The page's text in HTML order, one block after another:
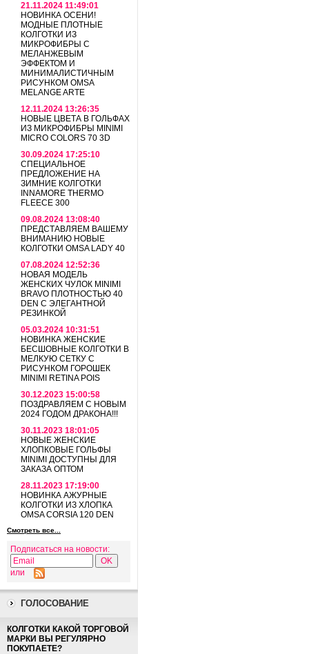
21.11.2024 11:49:01
НОВИНКА ОСЕНИ!
МОДНЫЕ ПЛОТНЫЕ
КОЛГОТКИ ИЗ
МИКРОФИБРЫ С
МЕЛАНЖЕВЫМ
ЭФФЕКТОМ И
МИНИМАЛИСТИЧНЫМ
РИСУНКОМ OMSA
MELANGE ARTE
12.11.2024 13:26:35
НОВЫЕ ЦВЕТА В ГОЛЬФАХ
ИЗ МИКРОФИБРЫ MINIMI
MICRO COLORS 70 3D
30.09.2024 17:25:10
СПЕЦИАЛЬНОЕ
ПРЕДЛОЖЕНИЕ НА
ЗИМНИЕ КОЛГОТКИ
INNAMORE THERMO
FLEECE 300
09.08.2024 13:08:40
ПРЕДСТАВЛЯЕМ ВАШЕМУ
ВНИМАНИЮ НОВЫЕ
КОЛГОТКИ OMSA LADY 40
07.08.2024 12:52:36
НОВАЯ МОДЕЛЬ
ЖЕНСКИХ ЧУЛОК MINIMI
BRAVO ПЛОТНОСТЬЮ 40
DEN С ЭЛЕГАНТНОЙ
РЕЗИНКОЙ
05.03.2024 10:31:51
НОВИНКА ЖЕНСКИЕ
БЕСШОВНЫЕ КОЛГОТКИ В
МЕЛКУЮ СЕТКУ С
РИСУНКОМ ГОРОШЕК
MINIMI RETINA POIS
30.12.2023 15:00:58
ПОЗДРАВЛЯЕМ С НОВЫМ
2024 ГОДОМ ДРАКОНА!!!
30.11.2023 18:01:05
НОВЫЕ ЖЕНСКИЕ
ХЛОПКОВЫЕ ГОЛЬФЫ
MINIMI ДОСТУПНЫ ДЛЯ
ЗАКАЗА ОПТОМ
28.11.2023 17:19:00
НОВИНКА АЖУРНЫЕ
КОЛГОТКИ ИЗ ХЛОПКА
OMSA CORSIA 120 DEN
Смотреть все...
Подписаться на новости:
или
ГОЛОСОВАНИЕ
КОЛГОТКИ КАКОЙ ТОРГОВОЙ
МАРКИ ВЫ РЕГУЛЯРНО
ПОКУПАЕТЕ?